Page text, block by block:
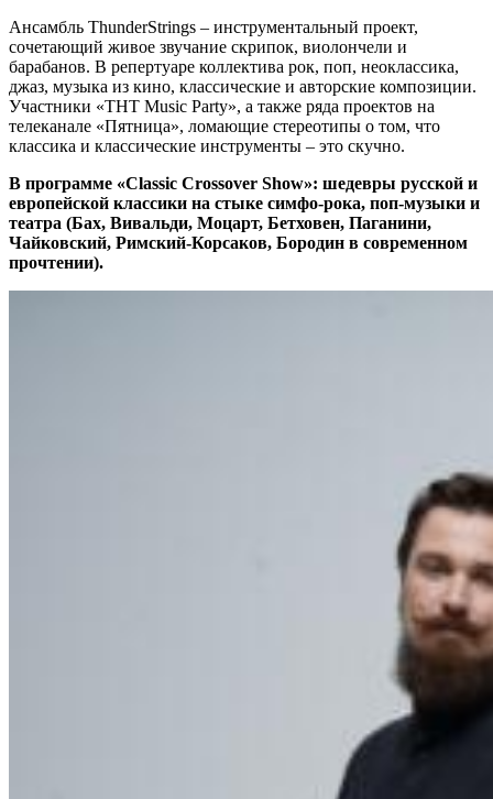
Ансамбль ThunderStrings – инструментальный проект,
сочетающий живое звучание скрипок, виолончели и
барабанов. В репертуаре коллектива рок, поп, неоклассика,
джаз, музыка из кино, классические и авторские композиции.
Участники «ТНТ Music Party», а также ряда проектов на
телеканале «Пятница», ломающие стереотипы о том, что
классика и классические инструменты – это скучно.
В программе «Classic Crossover Show»: шедевры русской и
европейской классики на стыке симфо-рока, поп-музыки и
театра (Бах, Вивальди, Моцарт, Бетховен, Паганини,
Чайковский, Римский-Корсаков, Бородин в современном
прочтении).